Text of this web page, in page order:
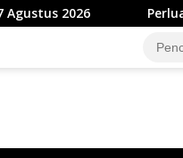
Perluas Layanan Kesehatan